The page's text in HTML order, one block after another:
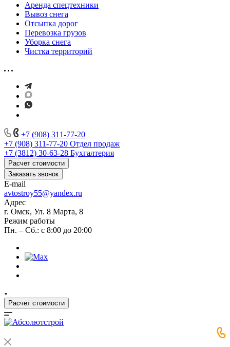
Аренда спецтехники
Вывоз снега
Отсыпка дорог
Перевозка грузов
Уборка снега
Чистка территорий
+7 (908) 311-77-20
+7 (908) 311-77-20 Отдел продаж
+7 (3812) 30-63-28 Бухгалтерия
Расчет стоимости
Заказать звонок
E-mail
avtostroy55@yandex.ru
Адрес
г. Омск, Ул. 8 Марта, 8
Режим работы
Пн. – Сб.: с 8:00 до 20:00
Расчет стоимости